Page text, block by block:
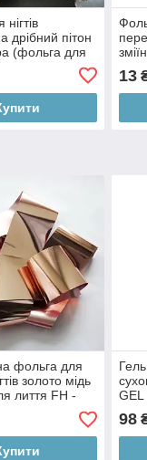
дрібний пітон
(фольга для
13
фольга для
золото мідь
лиття FH -
PROF
98